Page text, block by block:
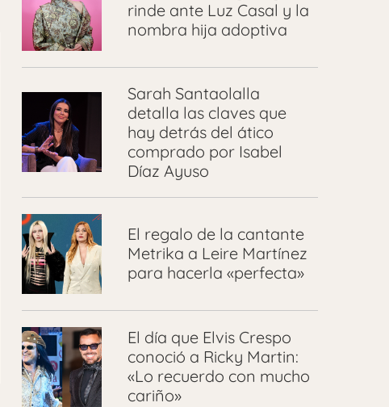
rinde ante Luz Casal y la
nombra hija adoptiva
Sarah Santaolalla
detalla las claves que
hay detrás del ático
comprado por Isabel
Díaz Ayuso
El regalo de la cantante
Metrika a Leire Martínez
para hacerla «perfecta»
El día que Elvis Crespo
conoció a Ricky Martin:
«Lo recuerdo con mucho
cariño»